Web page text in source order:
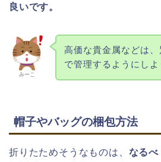
良いです。
みーこ
高価な貴金属などは
で管理するようにしよ
帽子やバッグの梱包方法
折りたためそうなものは、 なるべ